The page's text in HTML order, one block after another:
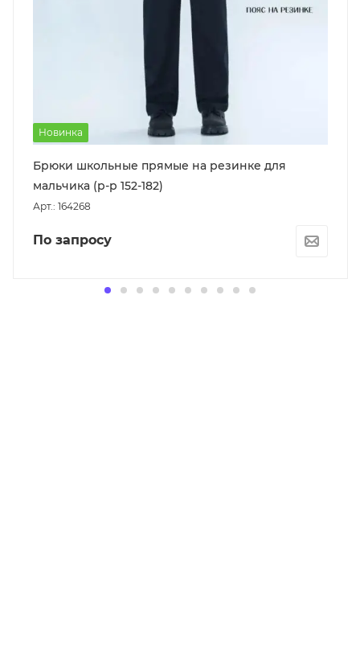
Новинка
Брюки школьные прямые на резинке для
мальчика (р-р 152-182)
Арт.: 164268
По запросу